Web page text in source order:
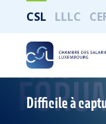
CSL LLLC
Difficile à